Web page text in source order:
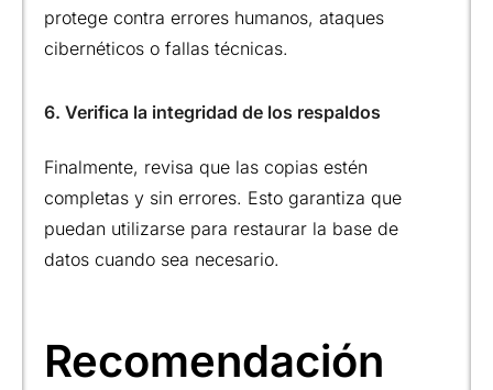
protege contra errores humanos, ataques
cibernéticos o fallas técnicas.
6. Verifica la integridad de los respaldos
Finalmente, revisa que las copias estén
completas y sin errores. Esto garantiza que
puedan utilizarse para restaurar la base de
datos cuando sea necesario.
Recomendación